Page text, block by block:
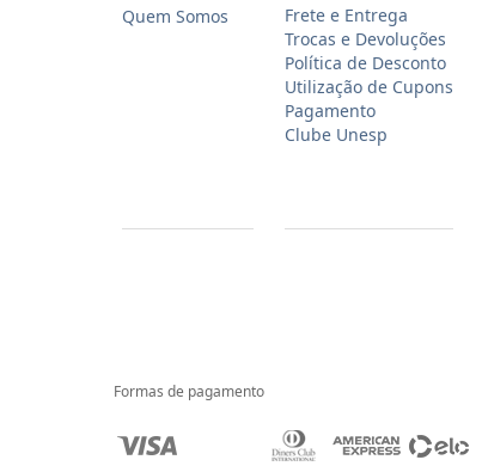
Quem Somos
Frete e Entrega
Trocas e Devoluções
Política de Desconto
Utilização de Cupons
Pagamento
Clube Unesp
Formas de pagamento